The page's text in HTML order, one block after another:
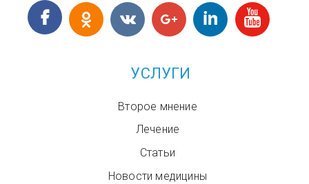
УСЛУГИ
Второе мнение
Лечение
Статьи
Новости медицины